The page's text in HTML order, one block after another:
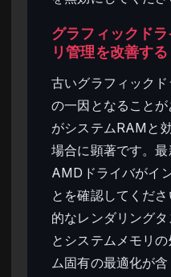
グラフィックド
リ管理を改善する
古いグラフィック
の一因となること
がシステムRAMと
場合に顕著です。
AMDドライバがイ
とを確認してくだ
的なレンダリング
とシステムメモリ
ム固有の最適化が